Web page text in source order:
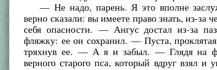
— Не надо, парень. Я это вполне
верно сказали: вы имеете право знать, из-за
себя опасности. — Ангус достал из-за
фляжку: ее он сохранил. — Пуста,
тряхнув ее. — А я и забыл. — Глядя на
верного старого пса, который вдруг взял и